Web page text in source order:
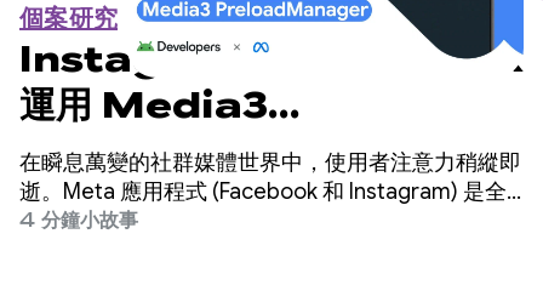
個案研究
Instagram 和 Facebook
運用 Media3
PreloadManager 提供即
時播放功能，提升使用者參與
度
在瞬息萬變的社群媒體世界中，使用者注意力稍縱即
逝。Meta 應用程式 (Facebook 和 Instagram) 是全
球最大的社群平台之一，為全球數十億使用者提供服
4 分鐘小故事